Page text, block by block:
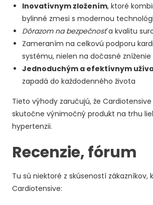
Inovatívnym zložením, ktoré
bylinné zmesi s modernou
Dôrazom na bezpečnosťa kvalitu
Zameraním na celkovú podporu
systému, nielen na dočasné
Jednoduchým a efektívnym
zapadá do každodenného života
Tieto výhody zaručujú, že
skutočne výnimočný produkt na trhu
hypertenzii.
Recenzie, fórum
Tu sú niektoré z skúseností zákazníkov,
Cardiotensive: